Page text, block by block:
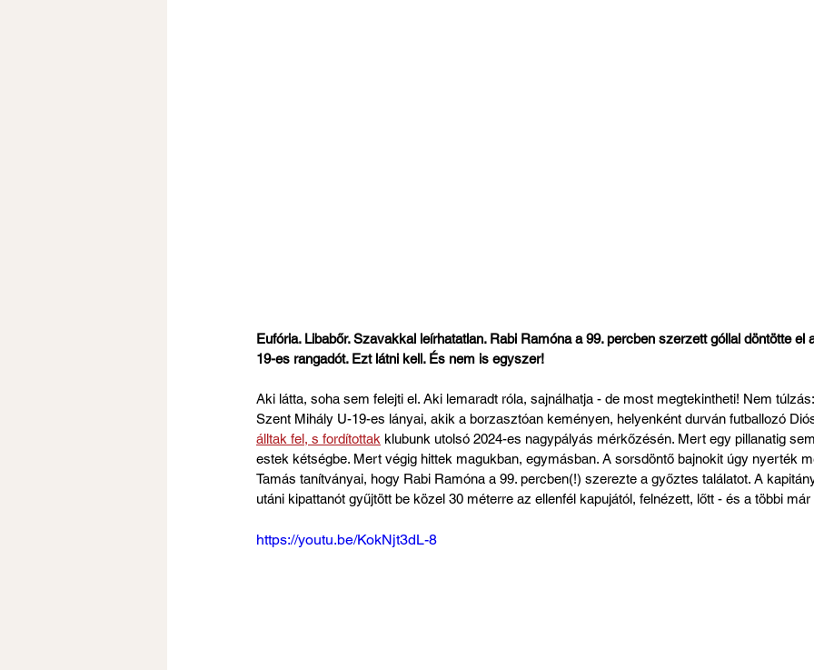
Eufória. Libabőr. Szavakkal leírhatatlan. Rabi Ramóna a 99. percben szerzett góllal döntötte el
19-es rangadót. Ezt látni kell. És nem is egyszer!
Aki látta, soha sem felejti el. Aki lemaradt róla, sajnálhatja - de most megtekintheti! Nem
Szent Mihály U-19-es lányai, akik a borzasztóan keményen, helyenként durván futballozó
álltak fel, s fordítottak klubunk utolsó 2024-es nagypályás mérkőzésén. Mert egy pillanatig
estek kétségbe. Mert végig hittek magukban, egymásban. A sorsdöntő bajnokit úgy nyerték
Tamás tanítványai, hogy Rabi Ramóna a 99. percben(!) szerezte a győztes találatot. A
utáni kipattanót gyűjtött be közel 30 méterre az ellenfél kapujától, felnézett, lőtt - és a többi
https://youtu.be/KokNjt3dL-8